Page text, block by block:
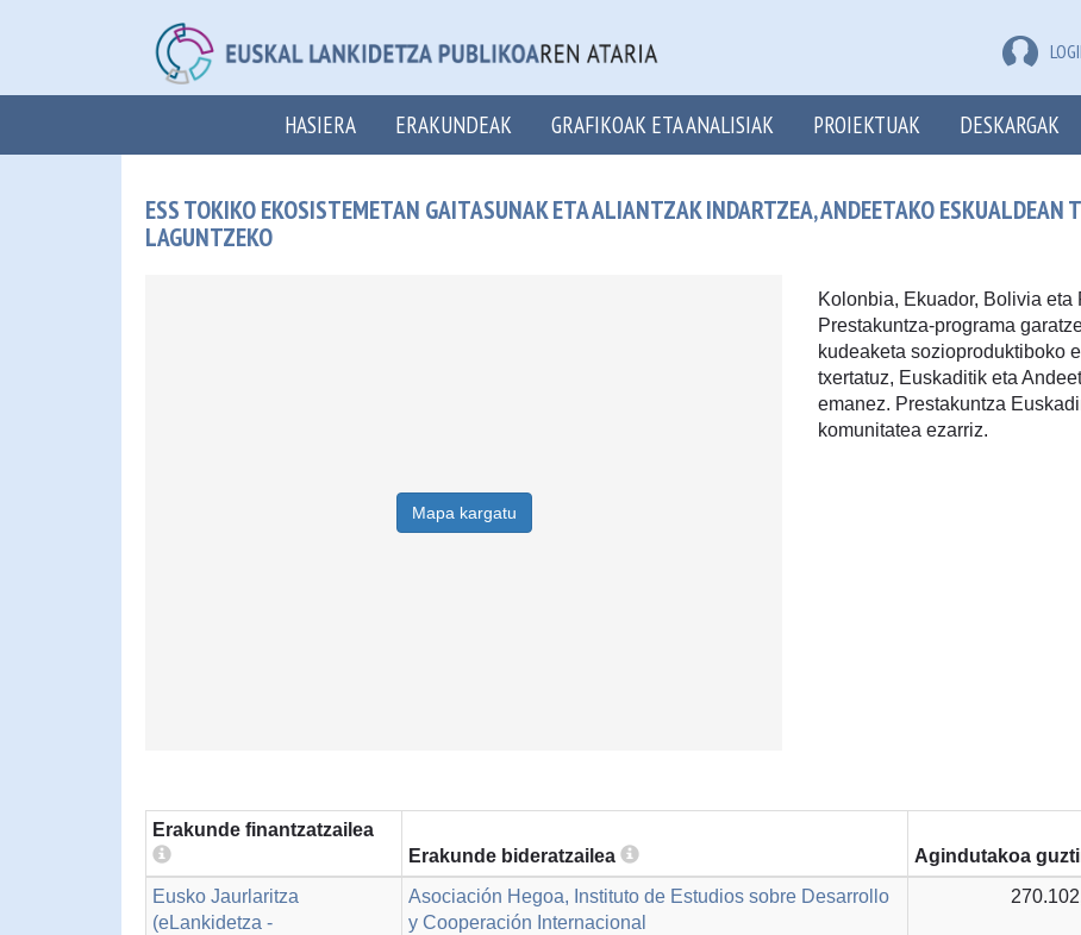
HASIERA ERAKUNDEAK GRAFIKOAK ETA ANALISIAK PROIEKTUAK DESKARGAK
ESS TOKIKO EKOSISTEMETAN GAITASUNAK ETA ALIANTZAK INDARTZEA, ANDEETAKO
LAGUNTZEKO
Mapa kargatu
Kolonbia, Ekuador, Bolivia
Prestakuntza-programa
kudeaketa sozioproduktiboko
txertatuz, Euskaditik eta
emanez. Prestakuntza
komunitatea ezarriz.
Erakunde finantzatzailea
Erakunde bideratzailea
Agindutakoa
Eusko Jaurlaritza
(eLankidetza -
Asociación Hegoa, Instituto de Estudios sobre Desarrollo
y Cooperación Internacional